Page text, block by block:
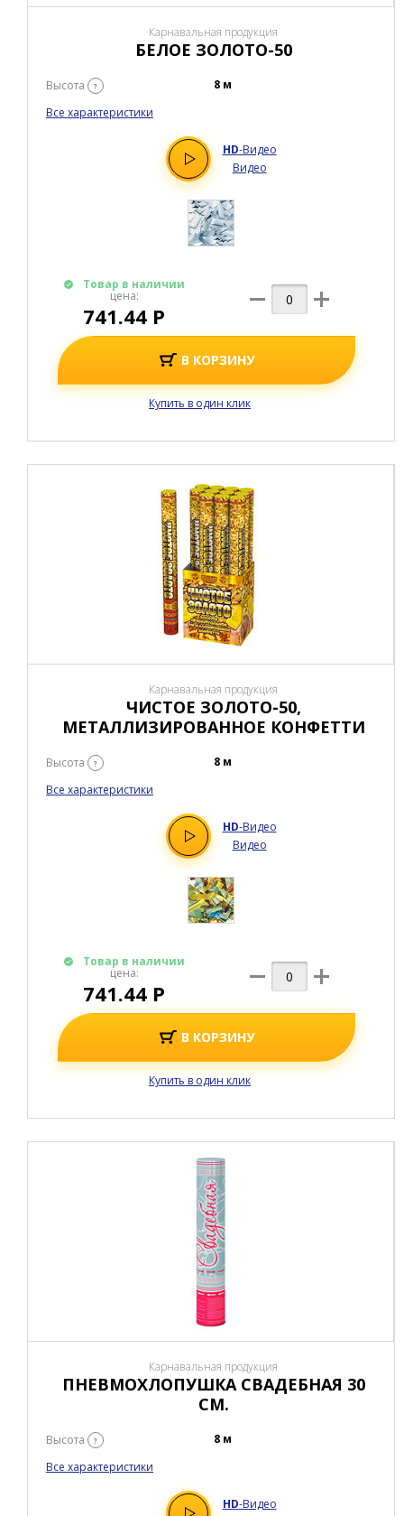
Карнавальная продукция
БЕЛОЕ ЗОЛОТО-50
Высота ?
8 м
Все характеристики
HD-Видео
Видео
Товар в наличии
цена:
741.44 Р
В КОРЗИНУ
Купить в один клик
Карнавальная продукция
ЧИСТОЕ ЗОЛОТО-50,
МЕТАЛЛИЗИРОВАННОЕ КОНФЕТТИ
Высота ?
8 м
Все характеристики
HD-Видео
Видео
Товар в наличии
цена:
741.44 Р
В КОРЗИНУ
Купить в один клик
Карнавальная продукция
ПНЕВМОХЛОПУШКА СВАДЕБНАЯ 30
СМ.
Высота ?
8 м
Все характеристики
HD-Видео